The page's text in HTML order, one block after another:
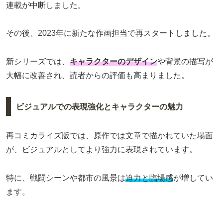
連載が中断しました。
その後、2023年に新たな作画担当で再スタートしました。
新シリーズでは、 キャラクターのデザインや背景の描写が
大幅に改善され、読者からの評価も高まりました。
ビジュアルでの表現強化とキャラクターの魅力
再コミカライズ版では、原作では文章で描かれていた場面
が、ビジュアルとしてより強力に表現されています。
特に、戦闘シーンや都市の風景は迫力と臨場感が増してい
ます。